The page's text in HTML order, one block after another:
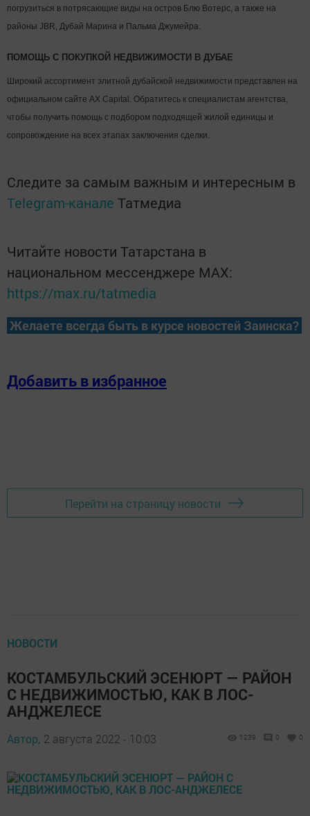
погрузиться в потрясающие виды на остров Блю Вотерс, а также на
районы JBR, Дубай Марина и Пальма Джумейра.
ПОМОЩЬ С ПОКУПКОЙ НЕДВИЖИМОСТИ В ДУБАЕ
Широкий ассортимент элитной дубайской недвижимости представлен на
официальном сайте AX Capital. Обратитесь к специалистам агентства,
чтобы получить помощь с подбором подходящей жилой единицы и
сопровождение на всех этапах заключения сделки.
Следите за самым важным и интересным в
Telegram-канале Татмедиа
Читайте новости Татарстана в
национальном мессенджере MАХ:
https://max.ru/tatmedia
Желаете всегда быть в курсе новостей Заинска?
Добавить в избранное
Перейти на страницу новости
НОВОСТИ
КОСТАМБУЛЬСКИЙ ЭСЕНЮРТ — РАЙОН
С НЕДВИЖИМОСТЬЮ, КАК В ЛОС-
АНДЖЕЛЕСЕ
Автор, 2 августа 2022 - 10:03 1239 0 0